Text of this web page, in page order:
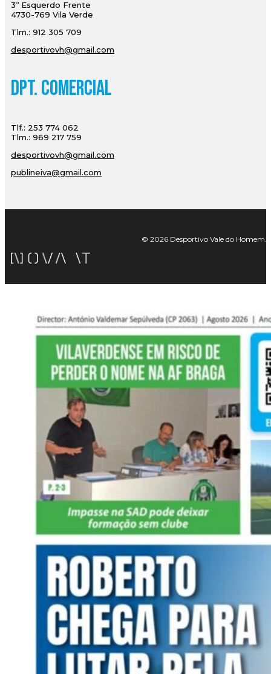
3º Esquerdo Frente
4730-769 Vila Verde
Tlm.: 912 305 709
desportivovh@gmail.com
Dpt. Comercial
Tlf.: 253 774 062
Tlm.: 969 217 759
desportivovh@gmail.com
publineiva@gmail.com
© 2026 Desportivo Vale do Homem.